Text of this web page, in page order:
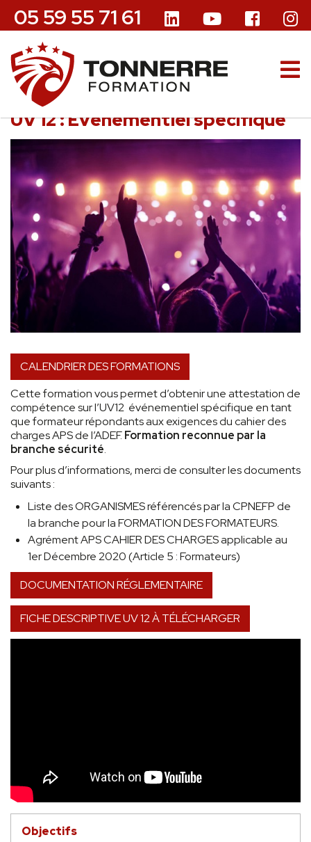
05 59 55 71 61
UV 12 : Événementiel spécifique
CALENDRIER DES FORMATIONS
Cette formation vous permet d’obtenir une attestation de
compétence sur l’UV12 événementiel spécifique en tant
que formateur répondants aux exigences du cahier des
charges APS de l’ADEF.Formation reconnue par la
branche sécurité.
Pour plus d’informations, merci de consulter les documents
suivants :
Liste des ORGANISMES référencés par la CPNEFP de
la branche pour la FORMATION DES FORMATEURS.
Agrément APS CAHIER DES CHARGES applicable au
1er Décembre 2020 (Article 5 : Formateurs)
DOCUMENTATION RÉGLEMENTAIRE
FICHE DESCRIPTIVE UV 12 À TÉLÉCHARGER
Objectifs